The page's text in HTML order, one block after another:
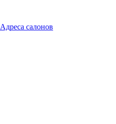
Адреса салонов